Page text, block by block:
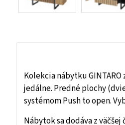
Kolekcia nábytku
jedálne. Predné plochy
systémom Push to open.
Nábytok sa dodáva z